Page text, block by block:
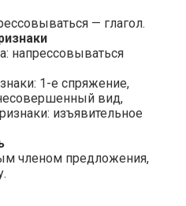
— глагол.
напрессовываться
1-е спряжение,
вид,
изъявительное
членом предложения,